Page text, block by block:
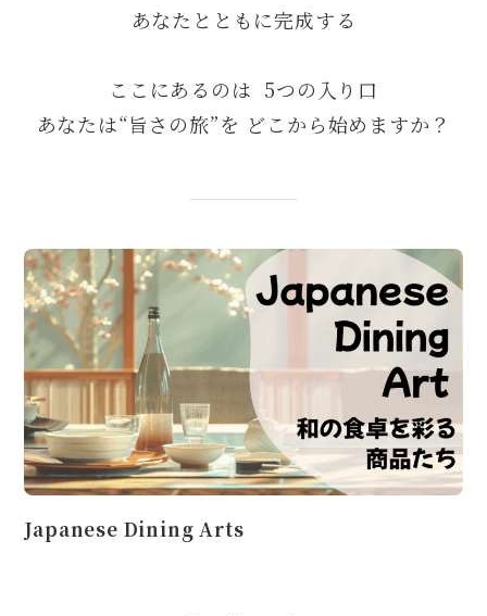
あなたとともに完成する
ここにあるのは  5つの入り口
あなたは“旨さの旅”を どこから始めますか？
Japanese Dining Arts